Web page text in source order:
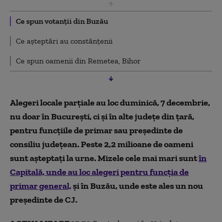
Ce spun votanții din Buzău
Ce așteptări au constănțenii
Ce spun oamenii din Remetea, Bihor
Alegeri locale parțiale au loc duminică, 7 decembrie,
nu doar în București, ci și în alte județe din țară,
pentru funcțiile de primar sau președinte de
consiliu județean. Peste 2,2 milioane de oameni
sunt așteptați la urne. Mizele cele mai mari suntîn
Capitală, unde au loc alegeri pentru funcția de
primar general,și în Buzău, unde este ales un nou
președinte de CJ.